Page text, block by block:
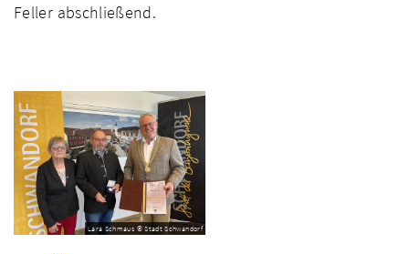
Feller abschließend.
Lara Schmaus © Stadt Schwandorf